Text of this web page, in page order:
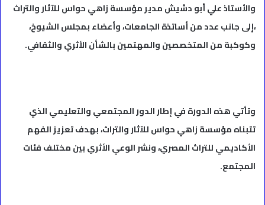
والأستاذ علي أبو دشيش مدير مؤسسة زاهي حواس للآثار والتراث
،إلى جانب عدد من أساتذة الجامعات، وأعضاء بمجلس الشيوخ،
وكوكبة من المتخصصين والمهتمين بالشأن الأثري والثقافي.
وتأتي هذه الدورة في إطار الدور المجتمعي والتعليمي الذي
تتبناه مؤسسة زاهي حواس للآثار والتراث، بهدف تعزيز الفهم
الأكاديمي للتراث المصري، ونشر الوعي الأثري بين مختلف فئات
المجتمع.